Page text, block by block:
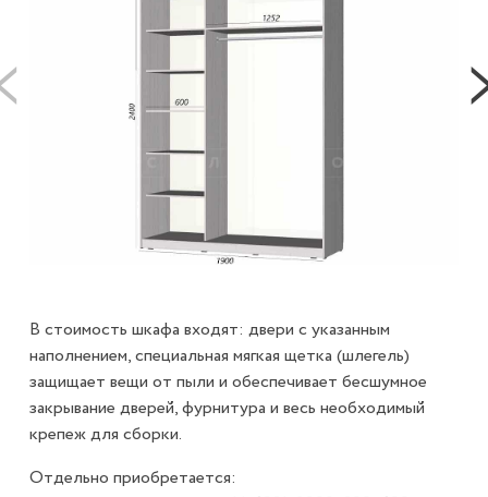
В стоимость шкафа входят: двери с указанным
наполнением, специальная мягкая щетка (шлегель)
защищает вещи от пыли и обеспечивает бесшумное
закрывание дверей, фурнитура и весь необходимый
крепеж для сборки.
Отдельно приобретается: